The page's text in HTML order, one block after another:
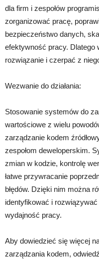
dla firm i zespołów
zorganizować pracę,
bezpieczeństwo danych,
efektywność pracy. Dlatego
rozwiązanie i czerpać z
Wezwanie do działania:
Stosowanie systemów do
wartościowe z wielu
zarządzanie kodem
zespołom deweloperskim.
zmian w kodzie, kontrolę
łatwe przywracanie
błędów. Dzięki nim można
identyfikować i
wydajność pracy.
Aby dowiedzieć się więcej
zarządzania kodem,